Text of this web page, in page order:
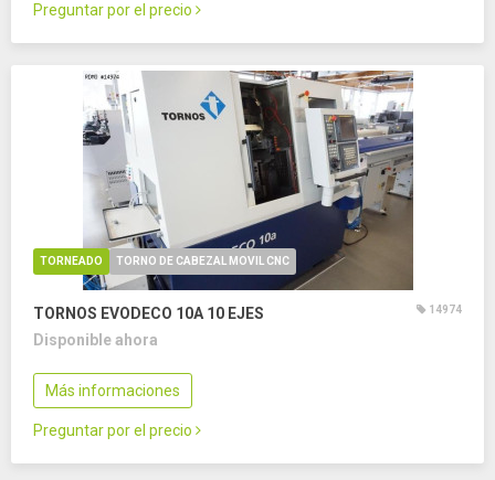
Preguntar por el precio
TORNEADO TORNO DE CABEZAL MOVIL CNC
TORNOS EVODECO 10A 10 EJES 14974
Disponible ahora
Más informaciones
Preguntar por el precio